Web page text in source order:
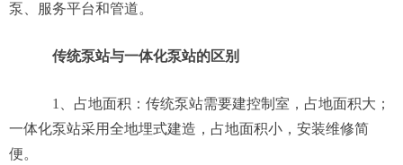
泵、服务平台和管道。
传统泵站与一体化泵站的区别
1、占地面积：传统泵站需要建控制室，占地面积大；
一体化泵站采用全地埋式建造，占地面积小，安装维修简
便。